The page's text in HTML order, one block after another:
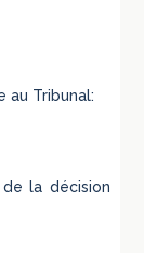
au Tribunal:
la décision